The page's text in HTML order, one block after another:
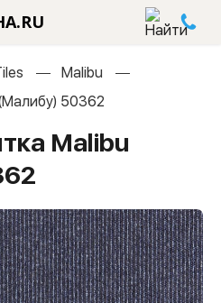
Malibu
50362
Malibu